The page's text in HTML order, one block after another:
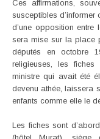
Ces affirmations,
susceptibles d’informer
d’une opposition
sera mise sur la place
députés en octobre
religieuses, les
ministre qui avait été
devenu athée, laissera
enfants comme elle le
Les fiches sont